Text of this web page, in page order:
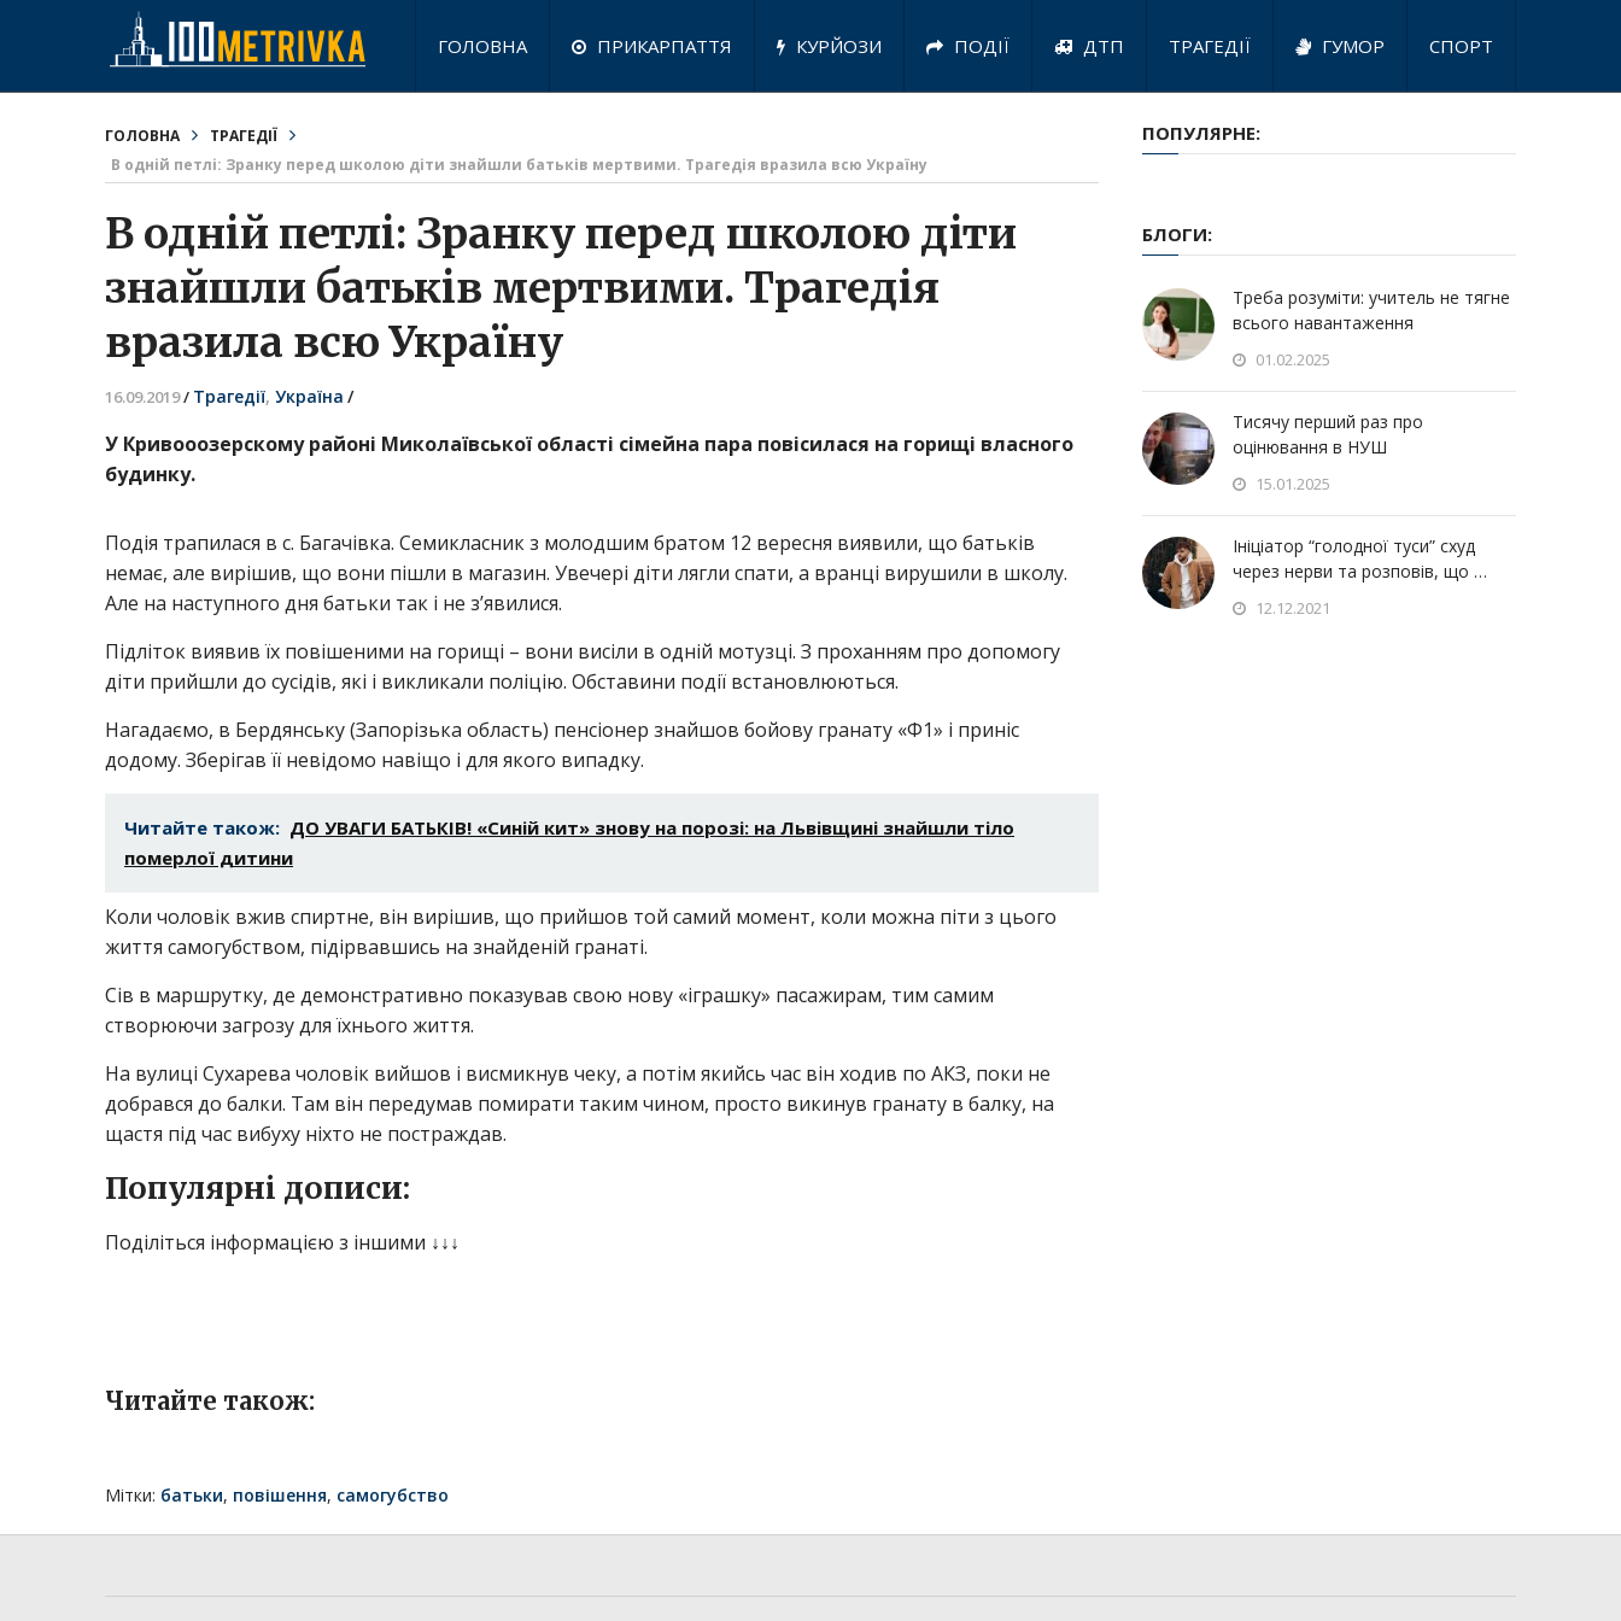
ГОЛОВНА ПРИКАРПАТТЯ КУРЙОЗИ ПОДІЇ ДТП ТРАГЕДІЇ ГУМОР СПОРТ
ГОЛОВНА
ТРАГЕДІЇ
В одній петлі: Зранку перед школою діти знайшли батьків мертвими. Трагедія вразила всю Україну
В одній петлі: Зранку перед школою діти
знайшли батьків мертвими. Трагедія
вразила всю Україну
16.09.2019/ Трагедії, Україна /
У Кривооозерскому районі Миколаївської області сімейна пара повісилася на горищі власного
будинку.
Подія трапилася в с. Багачівка. Семикласник з молодшим братом 12 вересня виявили, що батьків
немає, але вирішив, що вони пішли в магазин. Увечері діти лягли спати, а вранці вирушили в школу.
Але на наступного дня батьки так і не з’явилися.
Підліток виявив їх повішеними на горищі – вони висіли в одній мотузці. З проханням про допомогу
діти прийшли до сусідів, які і викликали поліцію. Обставини події встановлюються.
Нагадаємо, в Бердянську (Запорізька область) пенсіонер знайшов бойову гранату «Ф1» і приніс
додому. Зберігав її невідомо навіщо і для якого випадку.
Читайте також: ДО УВАГИ БАТЬКІВ! «Синій кит» знову на порозі: на Львівщині знайшли тіло
померлої дитини
Коли чоловік вжив спиртне, він вирішив, що прийшов той самий момент, коли можна піти з цього
життя самогубством, підірвавшись на знайденій гранаті.
Сів в маршрутку, де демонстративно показував свою нову «іграшку» пасажирам, тим самим
створюючи загрозу для їхнього життя.
На вулиці Сухарева чоловік вийшов і висмикнув чеку, а потім якийсь час він ходив по АКЗ, поки не
добрався до балки. Там він передумав помирати таким чином, просто викинув гранату в балку, на
щастя під час вибуху ніхто не постраждав.
Популярні дописи:
Поділіться інформацією з іншими ↓↓↓
Читайте також:
Мітки: батьки, повішення, самогубство
ПОПУЛЯРНЕ:
БЛОГИ:
Треба розуміти: учитель не тягне
всього навантаження
01.02.2025
Тисячу перший раз про
оцінювання в НУШ
15.01.2025
Ініціатор “голодної туси” схуд
через нерви та розповів, що …
12.12.2021